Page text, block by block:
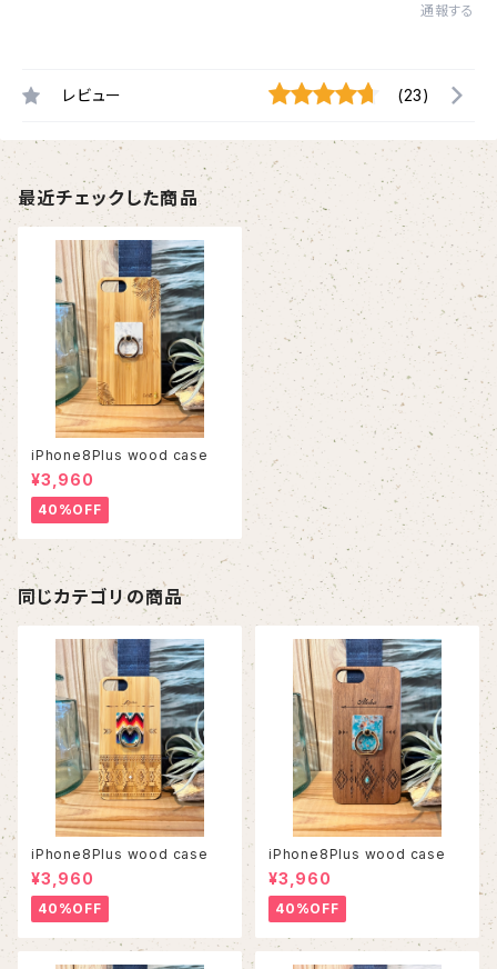
通報する
レビュー (23)
最近チェックした商品
iPhone8Plus wood case
¥3,960
40%OFF
同じカテゴリの商品
iPhone8Plus wood case
¥3,960
40%OFF
iPhone8Plus wood case
¥3,960
40%OFF